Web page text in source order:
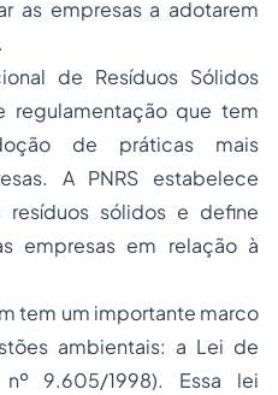
as empresas a adotarem
de Resíduos Sólidos
regulamentação que tem
de práticas mais
A PNRS estabelece
sólidos e define
empresas em relação à
tem um importante marco
ambientais: a Lei de
9.605/1998). Essa lei